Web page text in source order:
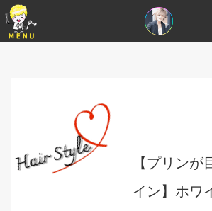
【プリンが
イン】ホワ